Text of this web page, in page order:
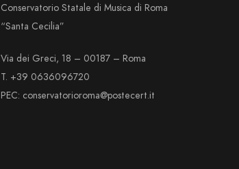
Conservatorio Statale di Musica di Roma
“Santa Cecilia”
Via dei Greci, 18 – 00187 – Roma
T. +39 0636096720
PEC: conservatorioroma@postecert.it